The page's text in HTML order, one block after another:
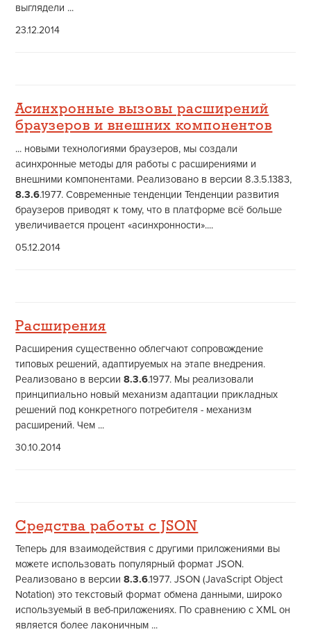
выглядели ...
23.12.2014
Асинхронные вызовы расширений
браузеров и внешних компонентов
... новыми технологиями браузеров, мы создали
асинхронные методы для работы с расширениями и
внешними компонентами. Реализовано в версии 8.3.5.1383,
8.3.6.1977. Современные тенденции Тенденции развития
браузеров приводят к тому, что в платформе всё больше
увеличивается процент «асинхронности»....
05.12.2014
Расширения
Расширения существенно облегчают сопровождение
типовых решений, адаптируемых на этапе внедрения.
Реализовано в версии8.3.6.1977. Мы реализовали
принципиально новый механизм адаптации прикладных
решений под конкретного потребителя - механизм
расширений. Чем ...
30.10.2014
Средства работы с JSON
Теперь для взаимодействия с другими приложениями вы
можете использовать популярный формат JSON.
Реализовано в версии8.3.6.1977. JSON (JavaScript Object
Notation) это текстовый формат обмена данными, широко
используемый в веб-приложениях. По сравнению с XML он
является более лаконичным ...